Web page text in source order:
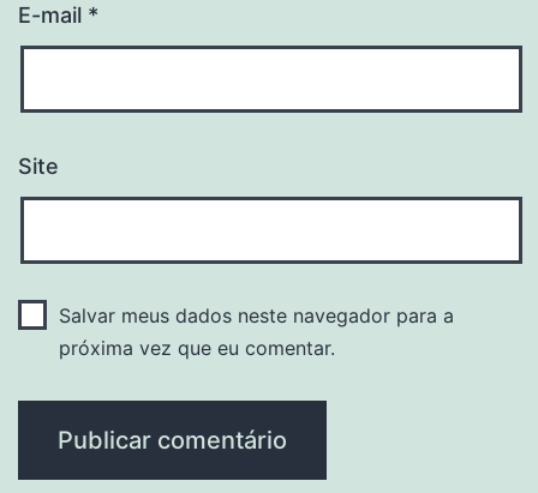
E-mail *
Site
Salvar meus dados neste navegador para a
próxima vez que eu comentar.